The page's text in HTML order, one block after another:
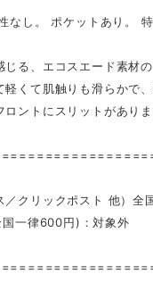
なし。 ポケットあり。
じる、エコスエード素材
軽くて肌触りも滑らかで
ントにスリットがありま
／クリックポスト 他）全
国一律600円)：対象外